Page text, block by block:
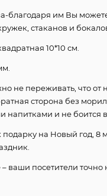
благодаря им Вы
стаканов и
10*10 см.
не переживать, что от
сторона без
напитками и не боится
на Новый год, 8
ваши посетители точно